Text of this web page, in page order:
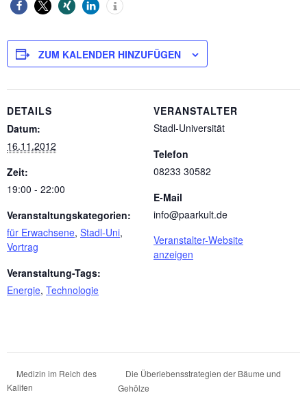
ZUM KALENDER HINZUFÜGEN
DETAILS
Datum:
16.11.2012
Zeit:
19:00 - 22:00
Veranstaltungskategorien:
für Erwachsene, Stadl-Uni,
Vortrag
Veranstaltung-Tags:
Energie, Technologie
VERANSTALTER
Stadl-Universität
Telefon
08233 30582
E-Mail
info@paarkult.de
Veranstalter-Website
anzeigen
Medizin im Reich des
Kalifen
Die Überlebensstrategien der Bäume und
Gehölze